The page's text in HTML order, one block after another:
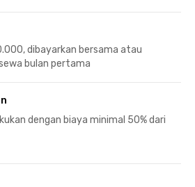
dibayarkan bersama atau
bulan pertama
dengan biaya minimal 50% dari